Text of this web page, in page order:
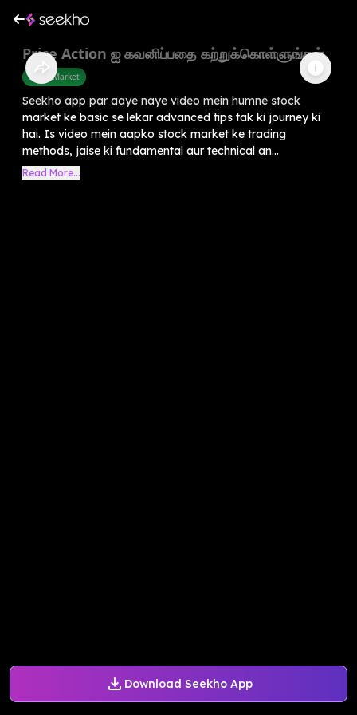
Download Seekho App
Price Action ஐ கவனிப்பதை கற்றுக்கொள்ளுங்கள்
Share Market
Seekho app par aaye naye video mein humne stock
market ke basic se lekar advanced tips tak ki journey ki
hai. Is video mein aapko stock market ke trading
methods, jaise ki fundamental aur technical an...
Read More...